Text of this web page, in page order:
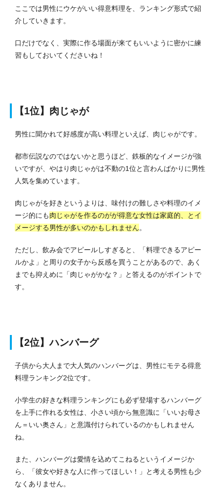
ここでは男性にウケがいい得意料理を、ランキング形式で紹
介していきます。
口だけでなく、実際に作る場面が来てもいいように密かに練
習もしておいてくださいね！
【1位】肉じゃが
男性に聞かれて好感度が高い料理といえば、肉じゃがです。
都市伝説なのではないかと思うほど、鉄板的なイメージが強
いですが、やはり肉じゃがは不動の1位と言わんばかりに男性
人気を集めています。
肉じゃがを好きというよりは、味付けの難しさや料理のイメ
ージ的にも肉じゃがを作るのがが得意な女性は家庭的、とイ
メージする男性が多いのかもしれません。
ただし、飲み会でアピールしすぎると、「料理できるアピー
ルかよ」と周りの女子から反感を買うことがあるので、あく
までも抑えめに「肉じゃがかな？」と答えるのがポイントで
す。
【2位】ハンバーグ
子供から大人まで大人気のハンバーグは、男性にモテる得意
料理ランキング2位です。
小学生の好きな料理ランキングにも必ず登場するハンバーグ
を上手に作れる女性は、小さい頃から無意識に「いいお母さ
ん＝いい奥さん」と意識付けられているのかもしれません
ね。
また、ハンバーグは愛情を込めてこねるというイメージか
ら、「彼女や好きな人に作ってほしい！」と考える男性も少
なくありません。